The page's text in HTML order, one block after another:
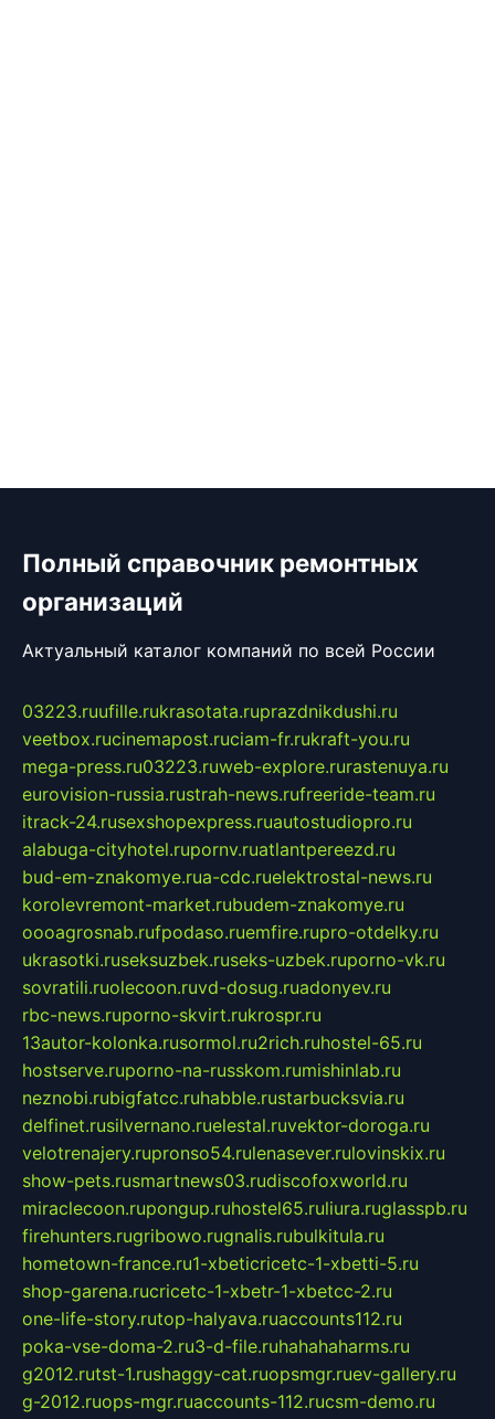
Полный справочник ремонтных
организаций
Актуальный каталог компаний по всей России
03223.ruufille.rukrasotata.ruprazdnikdushi.ru
veetbox.rucinemapost.ruciam-fr.rukraft-you.ru
mega-press.ru03223.ruweb-explore.rurastenuya.ru
eurovision-russia.rustrah-news.rufreeride-team.ru
itrack-24.rusexshopexpress.ruautostudiopro.ru
alabuga-cityhotel.rupornv.ruatlantpereezd.ru
bud-em-znakomye.rua-cdc.ruelektrostal-news.ru
korolevremont-market.rubudem-znakomye.ru
oooagrosnab.rufpodaso.ruemfire.rupro-otdelky.ru
ukrasotki.ruseksuzbek.ruseks-uzbek.ruporno-vk.ru
sovratili.ruolecoon.ruvd-dosug.ruadonyev.ru
rbc-news.ruporno-skvirt.rukrospr.ru
13autor-kolonka.rusormol.ru2rich.ruhostel-65.ru
hostserve.ruporno-na-russkom.rumishinlab.ru
neznobi.rubigfatcc.ruhabble.rustarbucksvia.ru
delfinet.rusilvernano.ruelestal.ruvektor-doroga.ru
velotrenajery.rupronso54.rulenasever.rulovinskix.ru
show-pets.rusmartnews03.rudiscofoxworld.ru
miraclecoon.rupongup.ruhostel65.ruliura.ruglasspb.ru
firehunters.rugribowo.rugnalis.rubulkitula.ru
hometown-france.ru1-xbeticricetc-1-xbetti-5.ru
shop-garena.rucricetc-1-xbetr-1-xbetcc-2.ru
one-life-story.rutop-halyava.ruaccounts112.ru
poka-vse-doma-2.ru3-d-file.ruhahahaharms.ru
g2012.rutst-1.rushaggy-cat.ruopsmgr.ruev-gallery.ru
g-2012.ruops-mgr.ruaccounts-112.rucsm-demo.ru